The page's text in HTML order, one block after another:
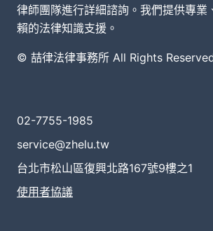
律師團隊進行詳細諮詢。我們提供專業
賴的法律知識支援。
© 喆律法律事務所 All Rights
02-7755-1985
service@zhelu.tw
台北市松山區復興北路167號9樓之1
使用者協議